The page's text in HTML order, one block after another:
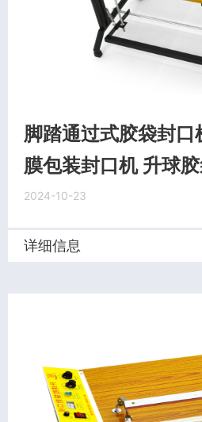
脚踏通过式胶袋封口
膜包装封口机 升球
2024-10-23
详细信息